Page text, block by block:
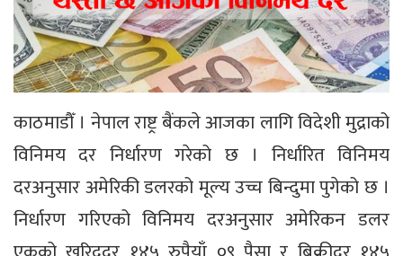
काठमाडौँ । नेपाल राष्ट्र बैंकले आजका लागि विदेशी मुद्राको
विनिमय दर निर्धारण गरेको छ । निर्धारित विनिमय
दरअनुसार अमेरिकी डलरको मूल्य उच्च बिन्दुमा पुगेको छ ।
निर्धारण गरिएको विनिमय दरअनुसार अमेरिकन डलर